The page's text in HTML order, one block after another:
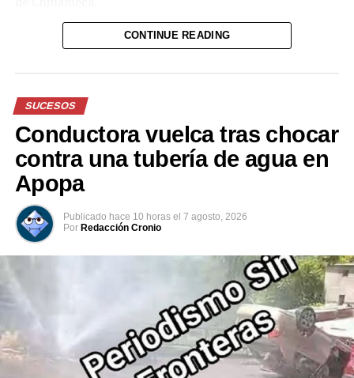
Durante el acto solemne, se realizó la imposición de la
Banda Presidencial al nuevo Jefe de Estado, por parte
del Presidente del Congreso, Honorio Henríquez;
marcando oficialmente el inicio de su mandato
constitucional. Acto seguido, tomó juramento al José
Manuel Restrepo como Vicepresidente de Colombia.
Hasta el momento, el texto no proporciona información
circunstancias posteriores al accidente.
Reproductor
de
vídeo
00:32
Facebook X
CONTINUE READING
SUCESOS
Conductora vuelca tras chocar
contra una tubería de agua en
Apopa
Publicado hace 10 horas el 7 agosto, 2026
Por Redacción Cronio